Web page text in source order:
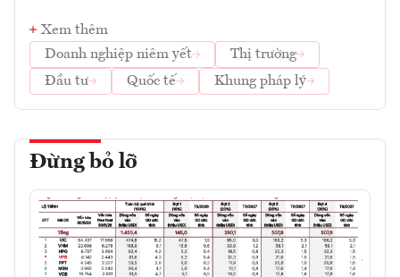
Xem thêm
Doanh nghiệp niêm yết
Thị trường
Đầu tư
Quốc tế Khung pháp lý
Đừng bỏ lỡ